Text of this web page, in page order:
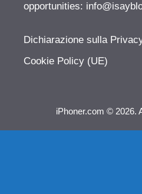
opportunities:
Dichiarazione sulla
Cookie Policy (UE)
iPhoner.com © 2026.